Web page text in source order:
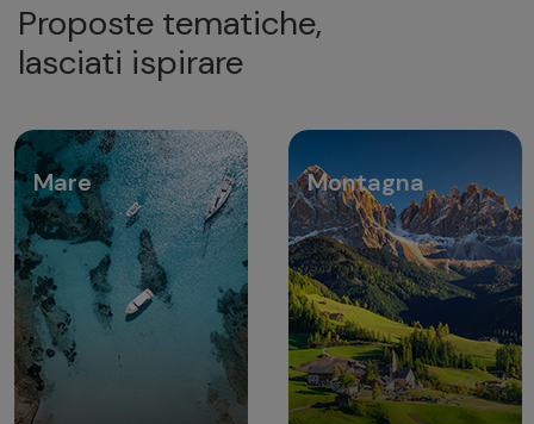
Proposte tematiche,
lasciati ispirare
Mare Montagna